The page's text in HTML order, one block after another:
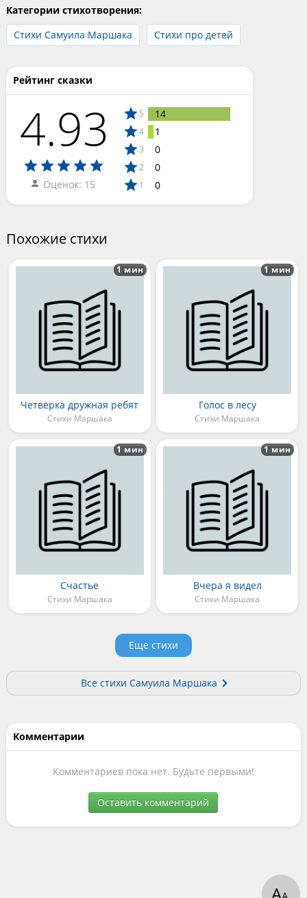
Категории стихотворения:
Стихи Самуила Маршака
Стихи про детей
Рейтинг сказки
4.93
Оценок: 15
5 14
4 1
3 0
2 0
1 0
Похожие стихи
Четвёрка дружная ребят
Стихи Маршака
1 мин
Голос в лесу
Стихи Маршака
1 мин
Счастье
Стихи Маршака
1 мин
Вчера я видел
Стихи Маршака
1 мин
Еще стихи
Все стихи Самуила Маршака
Комментарии
Комментариев пока нет. Будьте первыми!
Оставить комментарий